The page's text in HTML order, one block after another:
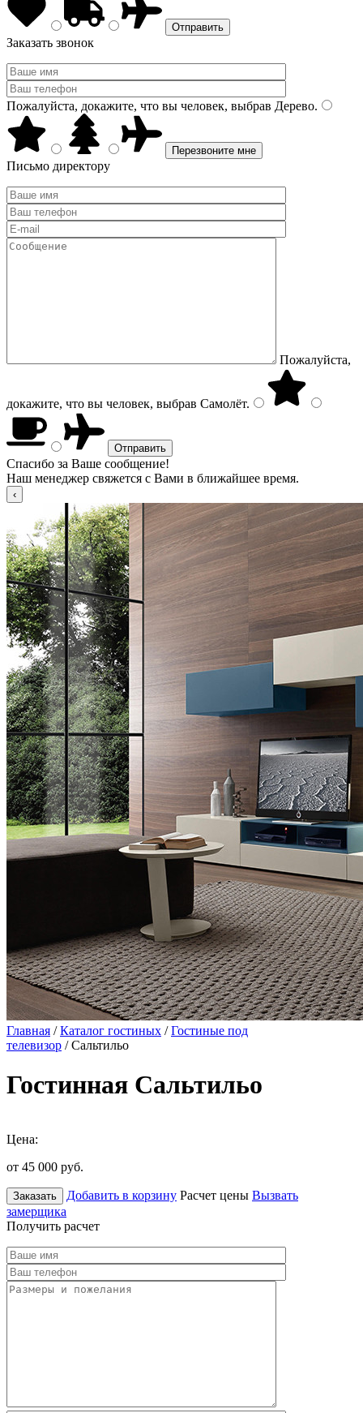
Заказать звонок
Пожалуйста, докажите, что вы человек, выбрав Дерево.
Письмо директору
Пожалуйста,
докажите, что вы человек, выбрав Самолёт.
Спасибо за Ваше сообщение!
Наш менеджер свяжется с Вами в ближайшее время.
Главная /Каталог гостиных /Гостиные под
телевизор / Сальтильо
Гостинная Сальтильо
Цена:
от 45 000 руб.
Заказать Добавить в корзину Расчет цены Вызвать
замерщика
Получить расчет